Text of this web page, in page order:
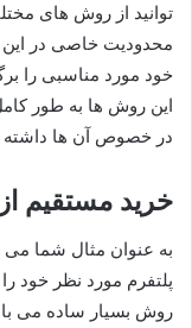
توانید از روش های
محدودیت خاصی در این
خود مورد مناسبی را
این روش ها به طور
در خصوص آن ها داشته
خرید مستقیم
به عنوان مثال شما
پلتفرم مورد نظر خود
روش بسیار ساده می